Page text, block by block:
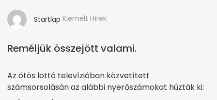
Startlap Kiemelt Hírek
Reméljük összejött valami.
Az ötös lottó televízióban közvetített
számsorsolásán az alábbi nyerőszámokat húzták ki: